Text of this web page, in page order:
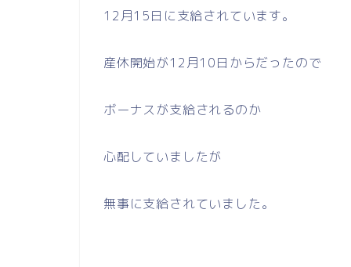
12月15日に支給されています。
産休開始が12月10日からだったので
ボーナスが支給されるのか
心配していましたが
無事に支給されていました。